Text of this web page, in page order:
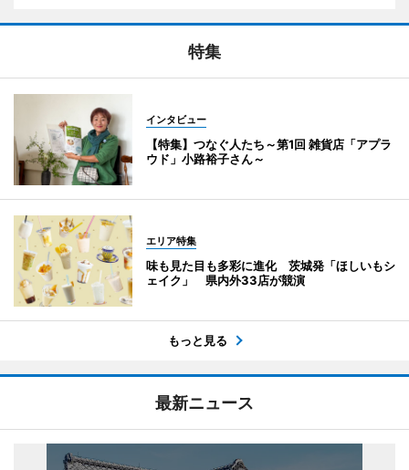
特集
インタビュー
【特集】つなぐ人たち～第1回 雑貨店「アプラ
ウド」小路裕子さん～
エリア特集
味も見た目も多彩に進化 茨城発「ほしいもシ
ェイク」 県内外33店が競演
もっと見る
最新ニュース